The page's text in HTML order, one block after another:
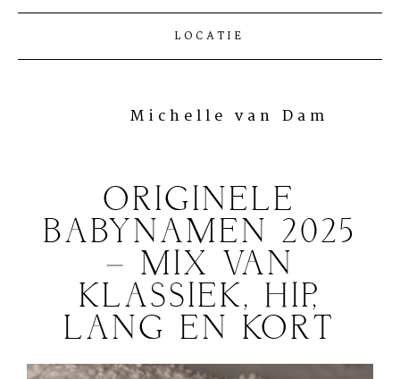
LOCATIE
Michelle van Dam
ORIGINELE
BABYNAMEN 2025
– MIX VAN
KLASSIEK, HIP,
LANG EN KORT